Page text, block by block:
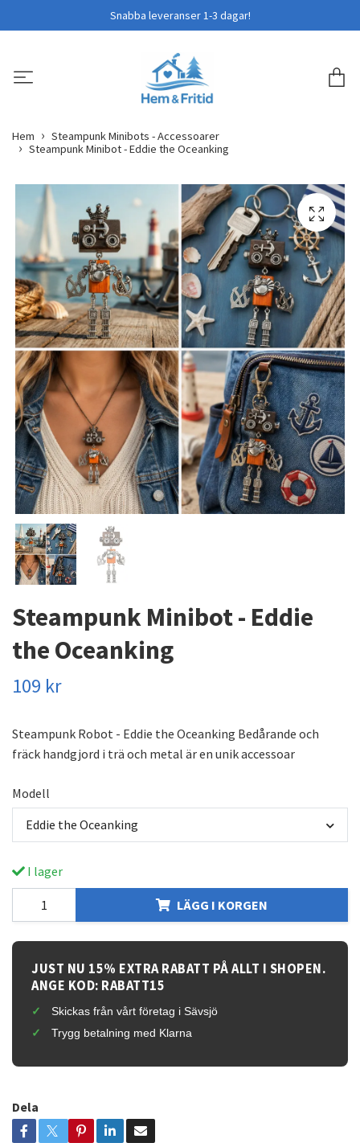
Snabba leveranser 1-3 dagar!
Hem
Steampunk Minibots - Accessoarer
Steampunk Minibot - Eddie the Oceanking
Steampunk Minibot - Eddie
the Oceanking
109 kr
Steampunk Robot - Eddie the Oceanking Bedårande och
fräck handgjord i trä och metal är en unik accessoar
Modell
Eddie the Oceanking
I lager
LÄGG I KORGEN
JUST NU 15% EXTRA RABATT PÅ ALLT I SHOPEN.
ANGE KOD: RABATT15
Skickas från vårt företag i Sävsjö
Trygg betalning med Klarna
Dela